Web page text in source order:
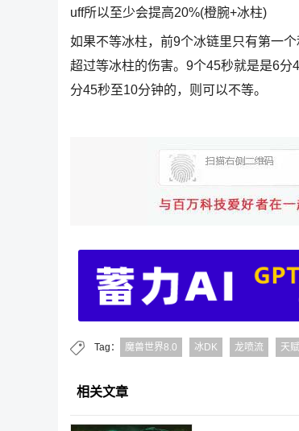
uff所以至少会提高20%(橙腕+冰柱)
如果不等冰柱，前9个冰链里只有第一
超过等冰柱的伤害。9个45秒就是是6
分45秒至10分钟的，则可以不等。
Tag： 魔兽世界8.0 冰DK 龙喷流 天赋
相关文章